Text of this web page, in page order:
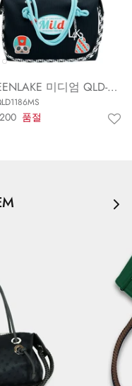
QUEENLAKE 미디엄 QLD-1186MS
품절